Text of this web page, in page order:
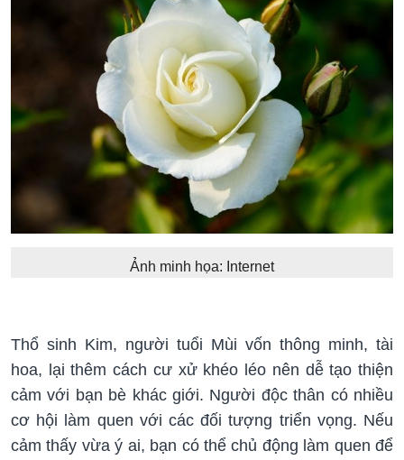
Ảnh minh họa: Internet
Thổ sinh Kim, người tuổi Mùi vốn thông minh, tài
hoa, lại thêm cách cư xử khéo léo nên dễ tạo thiện
cảm với bạn bè khác giới. Người độc thân có nhiều
cơ hội làm quen với các đối tượng triển vọng. Nếu
cảm thấy vừa ý ai, bạn có thể chủ động làm quen để